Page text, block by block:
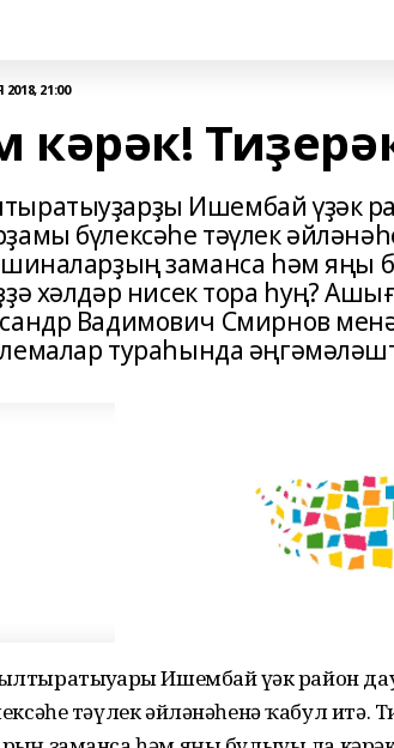
21:00
кәрәк!
Ишембай үҙәк
бүлексәһе тәүлек
заманса һәм яңы
хәлдәр нисек тора һуң?
Вадимович Смирнов
тураһында
Ишембай үҙәк район
тәүлек әйләнәһенә ҡабул итә.